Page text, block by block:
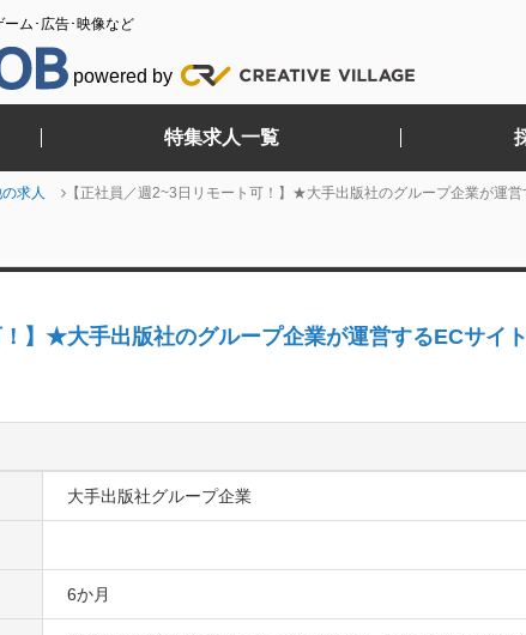
ム･広告･映像など
powered by
特集求人一覧
求人 【正社員／週2~3日リモート可！】★大手出版社のグループ企業が運
！】★大手出版社のグループ企業が運営するECサイ
大手出版社グループ企業
6か月